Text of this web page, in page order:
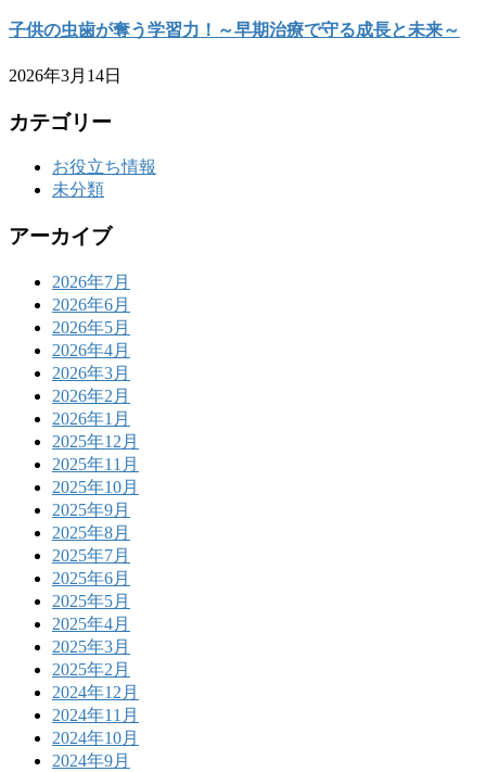
子供の虫歯が奪う学習力！～早期治療で守る成長と未来～
2026年3月14日
カテゴリー
お役立ち情報
未分類
アーカイブ
2026年7月
2026年6月
2026年5月
2026年4月
2026年3月
2026年2月
2026年1月
2025年12月
2025年11月
2025年10月
2025年9月
2025年8月
2025年7月
2025年6月
2025年5月
2025年4月
2025年3月
2025年2月
2024年12月
2024年11月
2024年10月
2024年9月